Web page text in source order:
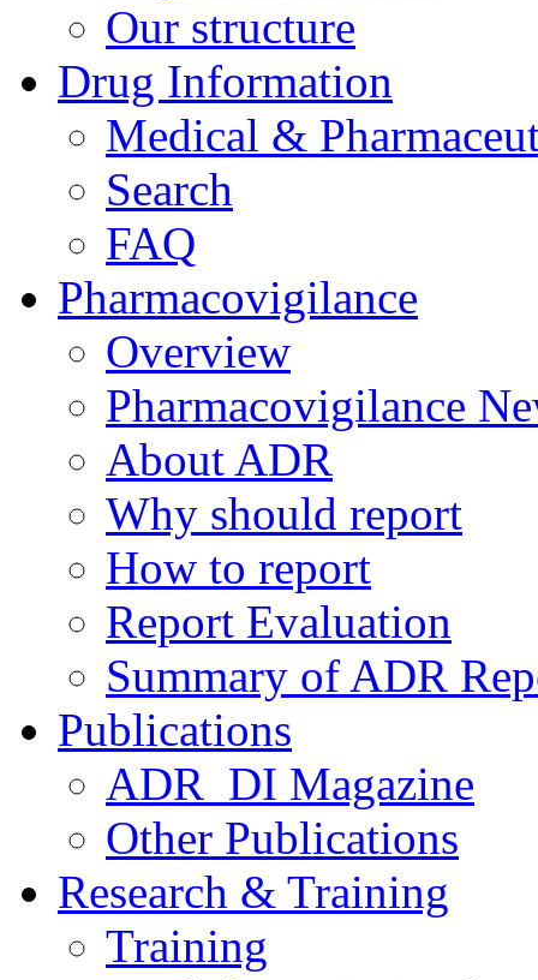
Our structure
Drug Information
Medical &
Search
FAQ
Pharmacovigilance
Overview
Pharmacovigilance
About ADR
Why should report
How to report
Report Evaluation
Summary of ADR
Publications
ADR_DI Magazine
Other Publications
Research & Training
Training